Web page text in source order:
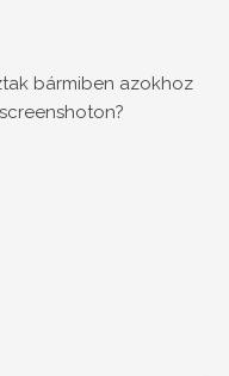
bármiben azokhoz